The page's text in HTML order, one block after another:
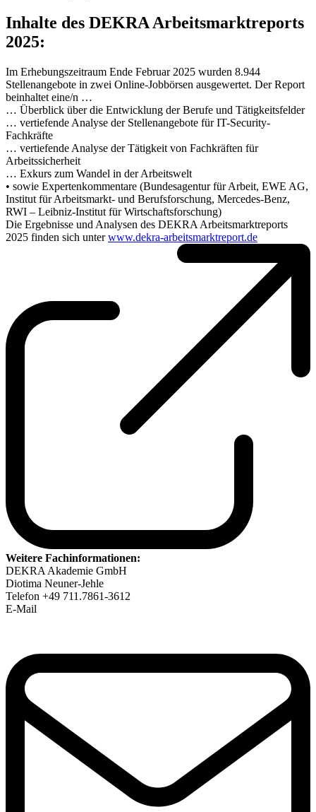
Inhalte des DEKRA Arbeitsmarktreports
2025:
Im Erhebungszeitraum Ende Februar 2025 wurden 8.944
Stellenangebote in zwei Online-Jobbörsen ausgewertet. Der Report
beinhaltet eine/n …
… Überblick über die Entwicklung der Berufe und Tätigkeitsfelder
… vertiefende Analyse der Stellenangebote für IT-Security-
Fachkräfte
… vertiefende Analyse der Tätigkeit von Fachkräften für
Arbeitssicherheit
… Exkurs zum Wandel in der Arbeitswelt
• sowie Expertenkommentare (Bundesagentur für Arbeit, EWE AG,
Institut für Arbeitsmarkt- und Berufsforschung, Mercedes-Benz,
RWI – Leibniz-Institut für Wirtschaftsforschung)
Die Ergebnisse und Analysen des DEKRA Arbeitsmarktreports
2025 finden sich unterwww.dekra-arbeitsmarktreport.de
Weitere Fachinformationen:
DEKRA Akademie GmbH
Diotima Neuner-Jehle
Telefon +49 711.7861-3612
E-Mail